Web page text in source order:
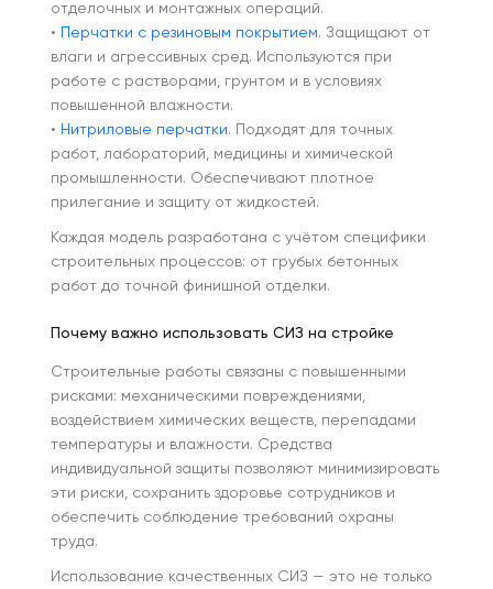
отделочных и монтажных операций.
•
Перчатки с резиновым покрытием. Защищают от
влаги и агрессивных сред. Используются при
работе с растворами, грунтом и в условиях
повышенной влажности.
• Нитриловые перчатки. Подходят для точных
работ, лабораторий, медицины и химической
промышленности. Обеспечивают плотное
прилегание и защиту от жидкостей.
Каждая модель разработана с учётом специфики
строительных процессов: от грубых бетонных
работ до точной финишной отделки.
Почему важно использовать СИЗ на стройке
Строительные работы связаны с повышенными
рисками: механическими повреждениями,
воздействием химических веществ, перепадами
температуры и влажности. Средства
индивидуальной защиты позволяют минимизировать
эти риски, сохранить здоровье сотрудников и
обеспечить соблюдение требований охраны
труда.
Использование качественных СИЗ — это не только